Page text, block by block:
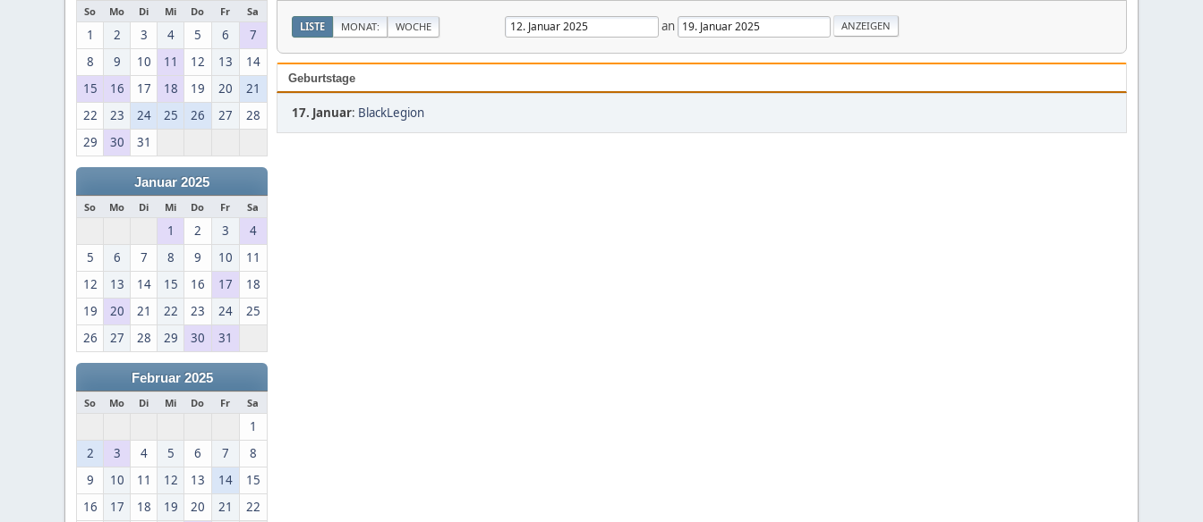
So Mo Di Mi Do Fr Sa
1 2 3 4 5 6
7
8
9 10 11 12 13
14
15
16 17 18 19 20
21
22
23 24 25 26 27
28
29
30 31
Januar 2025
So Mo Di Mi Do Fr Sa
1 2 3
4
5
6 7 8 9 10
11
12
13 14 15 16 17
18
19
20 21 22 23 24
25
26
27 28 29 30 31
Februar 2025
So Mo Di Mi Do Fr Sa
1
2
3 4 5 6 7
8
9
10 11 12 13 14
15
16
17 18 19 20 21 22
LISTE MONAT: WOCHE an
Geburtstage
17. Januar: BlackLegion